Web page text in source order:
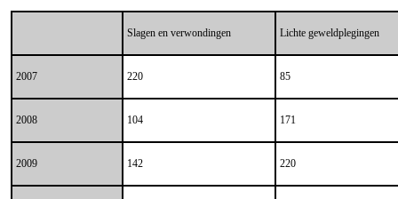
Slagen en verwondingen Lichte geweldplegingen
2007 220 85
2008 104 171
2009 142 220